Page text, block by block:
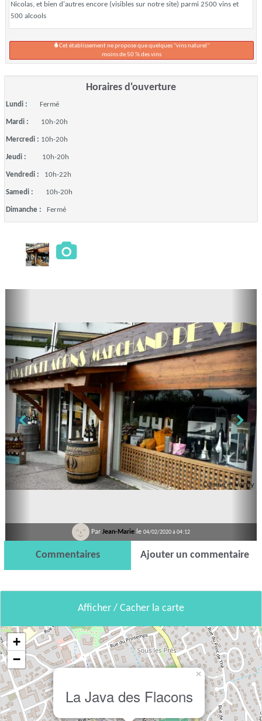
Nicolas, et bien d'autres encore (visibles sur notre site) parmi 2500 vins et
500 alcools
Cet établissement ne propose que quelques "vins naturel"
moins de 50 % des vins
Horaires d'ouverture
Lundi : Fermé
Mardi : 10h-20h
Mercredi : 10h-20h
Jeudi : 10h-20h
Vendredi : 10h-22h
Samedi : 10h-20h
Dimanche : Fermé
Par Jean-Marie le 04/02/2020 à 04:12
Commentaires Ajouter un commentaire
Afficher / Cacher la carte
La Java des Flacons
×
+
−